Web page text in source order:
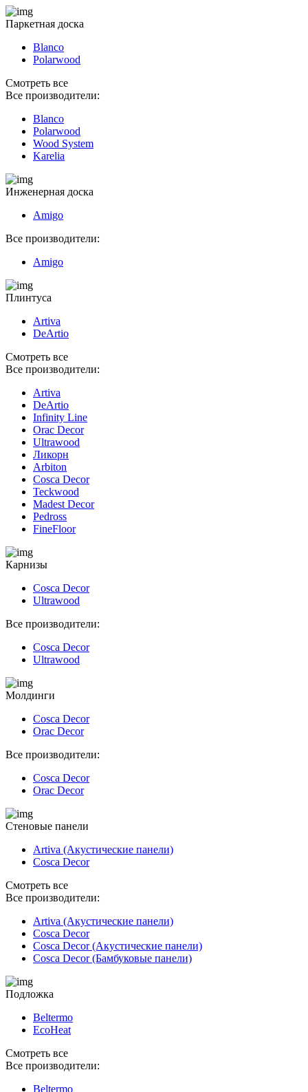
Паркетная доска
Blanco
Polarwood
Смотреть все
Все производители:
Blanco
Polarwood
Wood System
Karelia
Инженерная доска
Amigo
Все производители:
Amigo
Плинтуса
Artiva
DeArtio
Смотреть все
Все производители:
Artiva
DeArtio
Infinity Line
Orac Decor
Ultrawood
Ликорн
Arbiton
Cosca Decor
Teckwood
Madest Decor
Pedross
FineFloor
Карнизы
Cosca Decor
Ultrawood
Все производители:
Cosca Decor
Ultrawood
Молдинги
Cosca Decor
Orac Decor
Все производители:
Cosca Decor
Orac Decor
Стеновые панели
Artiva (Акустические панели)
Cosca Decor
Смотреть все
Все производители:
Artiva (Акустические панели)
Cosca Decor
Cosca Decor (Акустические панели)
Cosca Decor (Бамбуковые панели)
Подложка
Beltermo
EcoHeat
Смотреть все
Все производители:
Beltermo